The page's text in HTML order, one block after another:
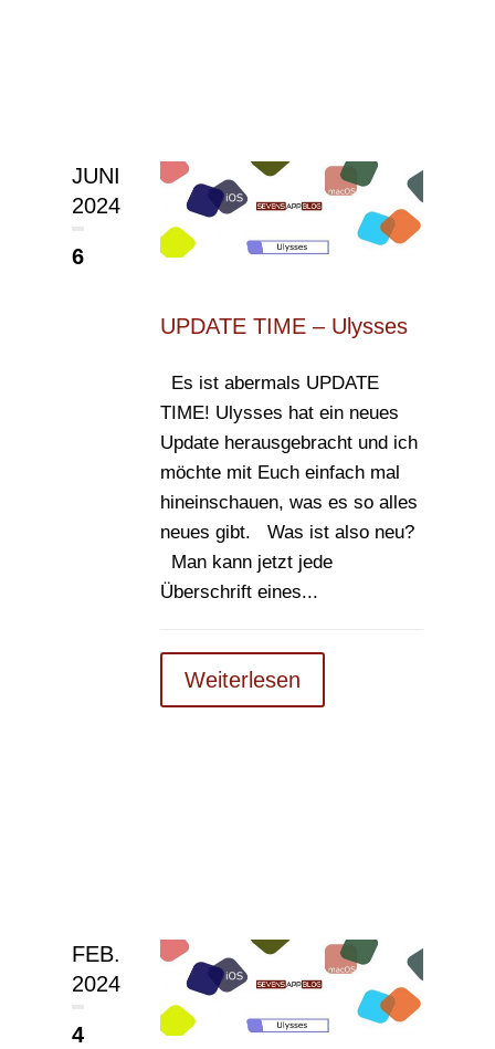
JUNI
2024
6
UPDATE TIME – Ulysses
Es ist abermals UPDATE
TIME! Ulysses hat ein neues
Update herausgebracht und ich
möchte mit Euch einfach mal
hineinschauen, was es so alles
neues gibt. Was ist also neu?
Man kann jetzt jede
Überschrift eines...
Weiterlesen
FEB.
2024
4